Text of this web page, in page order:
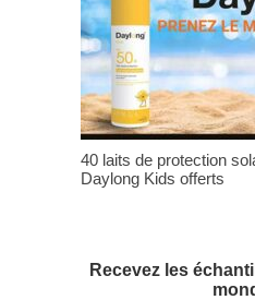
40 laits de protection
Daylong Kids offerts
Recevez les